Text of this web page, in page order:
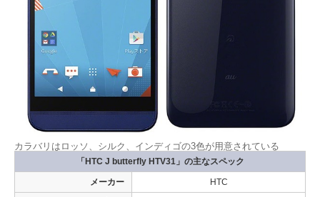
カラバリはロッソ、シルク、インディゴの3色が用意されている
「HTC J butterfly HTV31」の主なスペック
メーカー HTC